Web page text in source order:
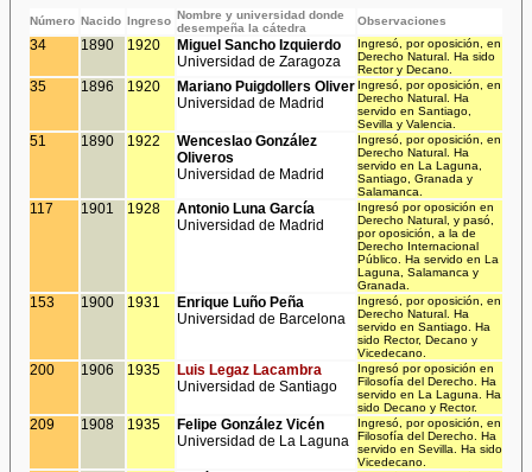
Número Nacido Ingreso Nombre y universidad donde
desempeña la cátedra
Observaciones
34 1890 1920
Miguel Sancho Izquierdo
Universidad de Zaragoza
Ingresó, por oposición, en
Derecho Natural. Ha sido
Rector y Decano.
35 1896 1920
Mariano Puigdollers Oliver
Universidad de Madrid
Ingresó, por oposición, en
Derecho Natural. Ha
servido en Santiago,
Sevilla y Valencia.
51 1890 1922
Wenceslao González
Oliveros
Universidad de Madrid
Ingresó, por oposición, en
Derecho Natural. Ha
servido en La Laguna,
Santiago, Granada y
Salamanca.
117 1901 1928
Antonio Luna García
Universidad de Madrid
Ingresó por oposición en
Derecho Natural, y pasó,
por oposición, a la de
Derecho Internacional
Público. Ha servido en La
Laguna, Salamanca y
Granada.
153 1900 1931
Enrique Luño Peña
Universidad de Barcelona
Ingresó, por oposición, en
Derecho Natural. Ha
servido en Santiago. Ha
sido Rector, Decano y
Vicedecano.
200 1906 1935
Luis Legaz Lacambra
Universidad de Santiago
Ingresó por oposición en
Filosofía del Derecho. Ha
servido en La Laguna. Ha
sido Decano y Rector.
209 1908 1935
Felipe González Vicén
Universidad de La Laguna
Ingresó, por oposición, en
Filosofía del Derecho. Ha
servido en Sevilla. Ha sido
Vicedecano.